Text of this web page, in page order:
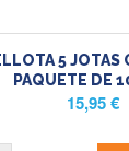
5 JOTAS
PAQUETE DE
15,95€